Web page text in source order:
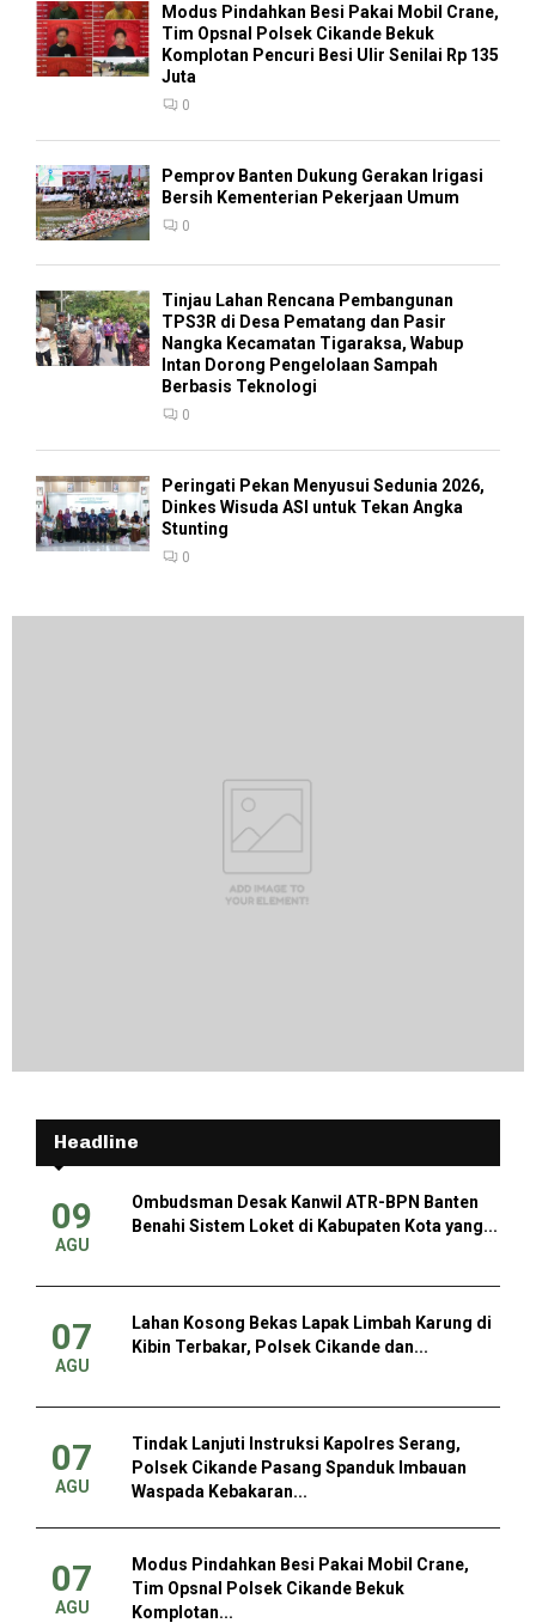
Modus Pindahkan Besi Pakai Mobil Crane,
Tim Opsnal Polsek Cikande Bekuk
Komplotan Pencuri Besi Ulir Senilai Rp 135
Juta
0
Pemprov Banten Dukung Gerakan Irigasi
Bersih Kementerian Pekerjaan Umum
0
Tinjau Lahan Rencana Pembangunan
TPS3R di Desa Pematang dan Pasir
Nangka Kecamatan Tigaraksa, Wabup
Intan Dorong Pengelolaan Sampah
Berbasis Teknologi
0
Peringati Pekan Menyusui Sedunia 2026,
Dinkes Wisuda ASI untuk Tekan Angka
Stunting
0
Headline
09
AGU
Ombudsman Desak Kanwil ATR-BPN Banten
Benahi Sistem Loket di Kabupaten Kota yang...
07
AGU
Lahan Kosong Bekas Lapak Limbah Karung di
Kibin Terbakar, Polsek Cikande dan...
07
AGU
Tindak Lanjuti Instruksi Kapolres Serang,
Polsek Cikande Pasang Spanduk Imbauan
Waspada Kebakaran...
07
AGU
Modus Pindahkan Besi Pakai Mobil Crane,
Tim Opsnal Polsek Cikande Bekuk
Komplotan...